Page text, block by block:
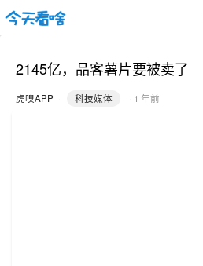
2145亿，品客薯片要被卖了
虎嗅APP · 科技媒体 · 1 年前